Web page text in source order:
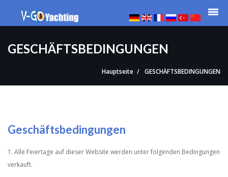
GESCHÄFTSBEDINGUNGEN
Hauptseite GESCHÄFTSBEDINGUNGEN
Geschäftsbedingungen
1. Alle Feiertage auf dieser Website werden unter folgenden Bedingungen
verkauft.